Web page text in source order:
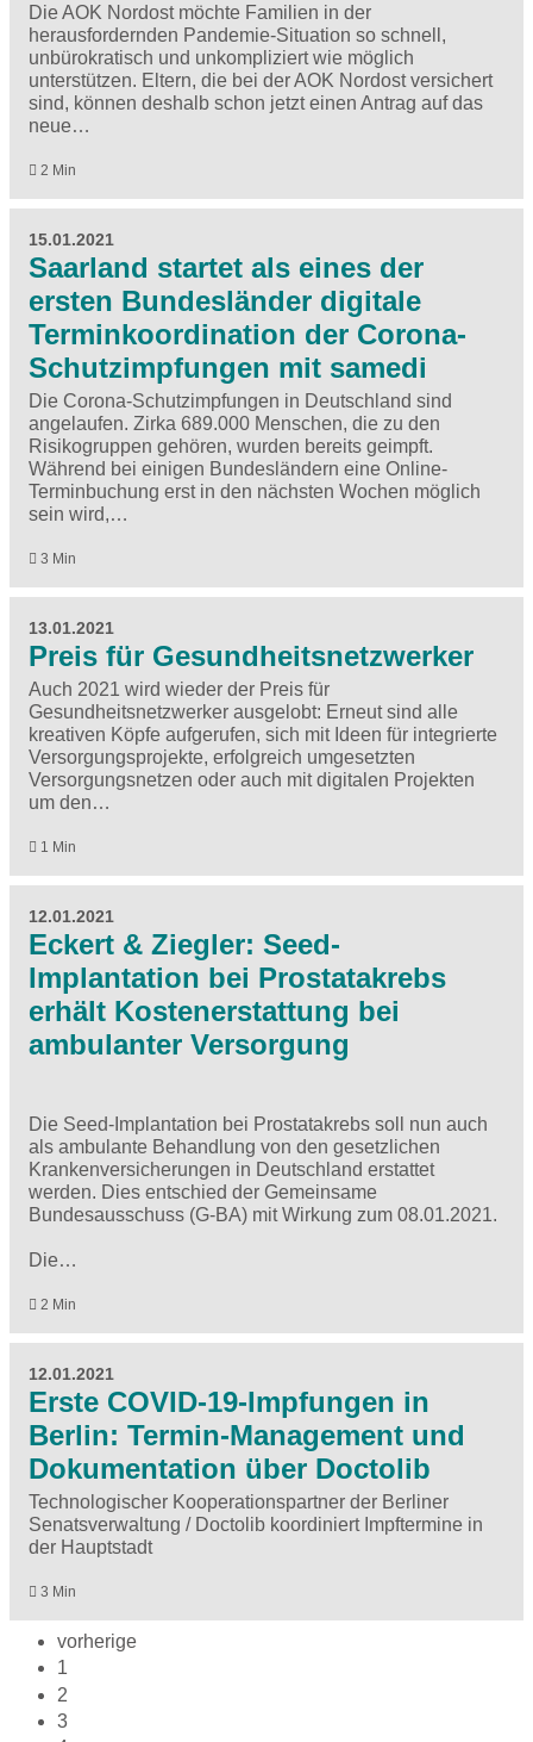
Die AOK Nordost möchte Familien in der
herausfordernden Pandemie-Situation so schnell,
unbürokratisch und unkompliziert wie möglich
unterstützen. Eltern, die bei der AOK Nordost versichert
sind, können deshalb schon jetzt einen Antrag auf das
neue…
2 Min
15.01.2021
Saarland startet als eines der
ersten Bundesländer digitale
Terminkoordination der Corona-
Schutzimpfungen mit samedi
Die Corona-Schutzimpfungen in Deutschland sind
angelaufen. Zirka 689.000 Menschen, die zu den
Risikogruppen gehören, wurden bereits geimpft.
Während bei einigen Bundesländern eine Online-
Terminbuchung erst in den nächsten Wochen möglich
sein wird,…
3 Min
13.01.2021
Preis für Gesundheitsnetzwerker
Auch 2021 wird wieder der Preis für
Gesundheitsnetzwerker ausgelobt: Erneut sind alle
kreativen Köpfe aufgerufen, sich mit Ideen für integrierte
Versorgungsprojekte, erfolgreich umgesetzten
Versorgungsnetzen oder auch mit digitalen Projekten
um den…
1 Min
12.01.2021
Eckert & Ziegler: Seed-
Implantation bei Prostatakrebs
erhält Kostenerstattung bei
ambulanter Versorgung
Die Seed-Implantation bei Prostatakrebs soll nun auch
als ambulante Behandlung von den gesetzlichen
Krankenversicherungen in Deutschland erstattet
werden. Dies entschied der Gemeinsame
Bundesausschuss (G-BA) mit Wirkung zum 08.01.2021.
Die…
2 Min
12.01.2021
Erste COVID-19-Impfungen in
Berlin: Termin-Management und
Dokumentation über Doctolib
Technologischer Kooperationspartner der Berliner
Senatsverwaltung / Doctolib koordiniert Impftermine in
der Hauptstadt
3 Min
vorherige
1
2
3